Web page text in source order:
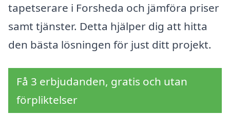
tapetserare i Forsheda och jämföra priser
samt tjänster. Detta hjälper dig att hitta
den bästa lösningen för just ditt projekt.
Få 3 erbjudanden, gratis och utan
förpliktelser